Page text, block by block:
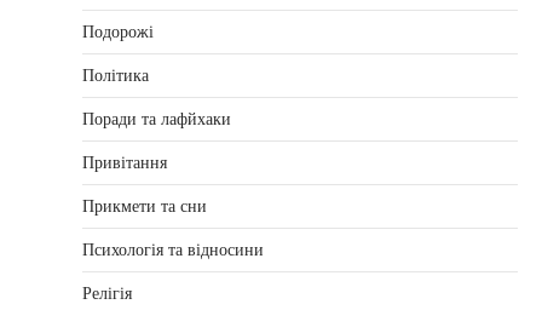
Подорожі
Політика
Поради та лафйхаки
Привітання
Прикмети та сни
Психологія та відносини
Релігія